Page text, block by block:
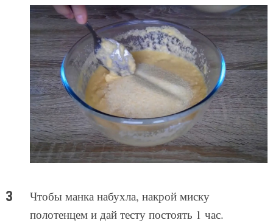
Чтобы манка набухла, накрой миску
полотенцем и дай тесту постоять 1 час.